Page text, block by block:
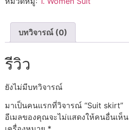
บทวิจารณ์ (0)
รีวิว
ยังไม่มีบทวิจารณ์
มาเป็นคนแรกที่วิจารณ์ “Suit skirt”
อีเมลของคุณจะไม่แสดงให้คนอื่นเห็น